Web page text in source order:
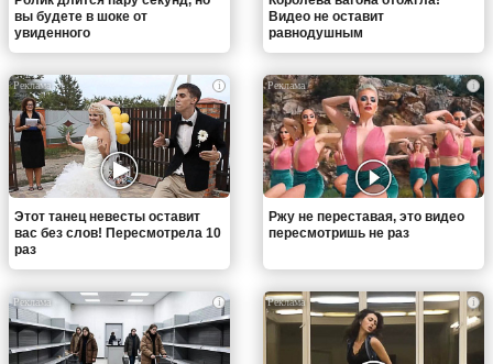
вы будете в шоке от
увиденного
Видео не оставит
равнодушным
i
Этот танец невесты оставит
вас без слов! Пересмотрела 10
раз
i
Ржу не переставая, это видео
пересмотришь не раз
i i